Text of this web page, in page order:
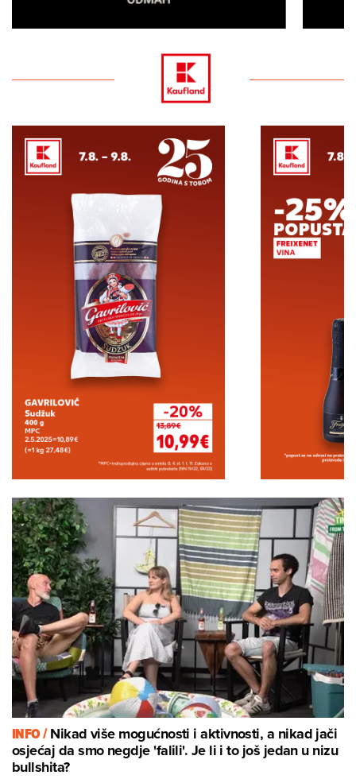
INFO /Nikad više mogućnosti i aktivnosti, a nikad jači
osjećaj da smo negdje 'falili'. Je li i to još jedan u nizu
bullshita?